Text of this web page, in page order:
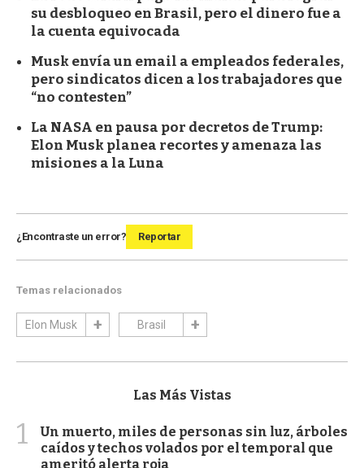
su desbloqueo en Brasil, pero el dinero fue a
la cuenta equivocada
Musk envía un email a empleados federales,
pero sindicatos dicen a los trabajadores que
“no contesten”
La NASA en pausa por decretos de Trump:
Elon Musk planea recortes y amenaza las
misiones a la Luna
¿Encontraste un error? Reportar
Temas relacionados
Elon Musk Brasil
Las Más Vistas
1
Un muerto, miles de personas sin luz, árboles
caídos y techos volados por el temporal que
ameritó alerta roja